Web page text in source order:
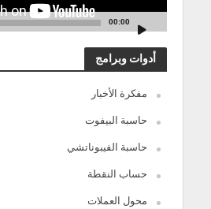
00:00
أدوات وبرامج
مفكرة الأخبار
حاسبة البيفوت
حاسبة الفيبوناتشي
حساب النقطة
محول العملات